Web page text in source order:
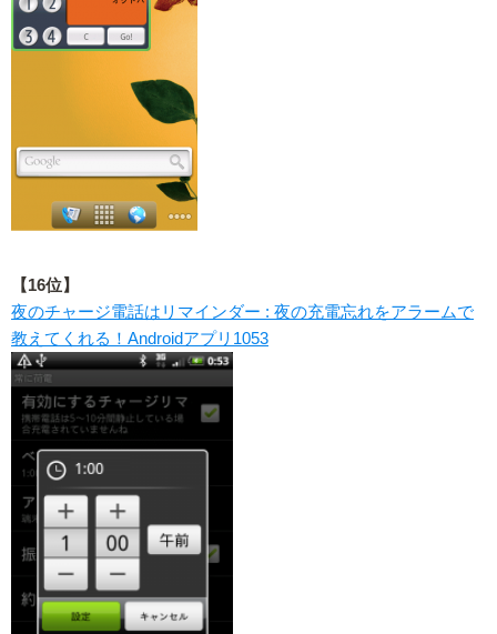
【16位】
夜のチャージ電話はリマインダー : 夜の充電忘れをアラームで
教えてくれる！Androidアプリ1053